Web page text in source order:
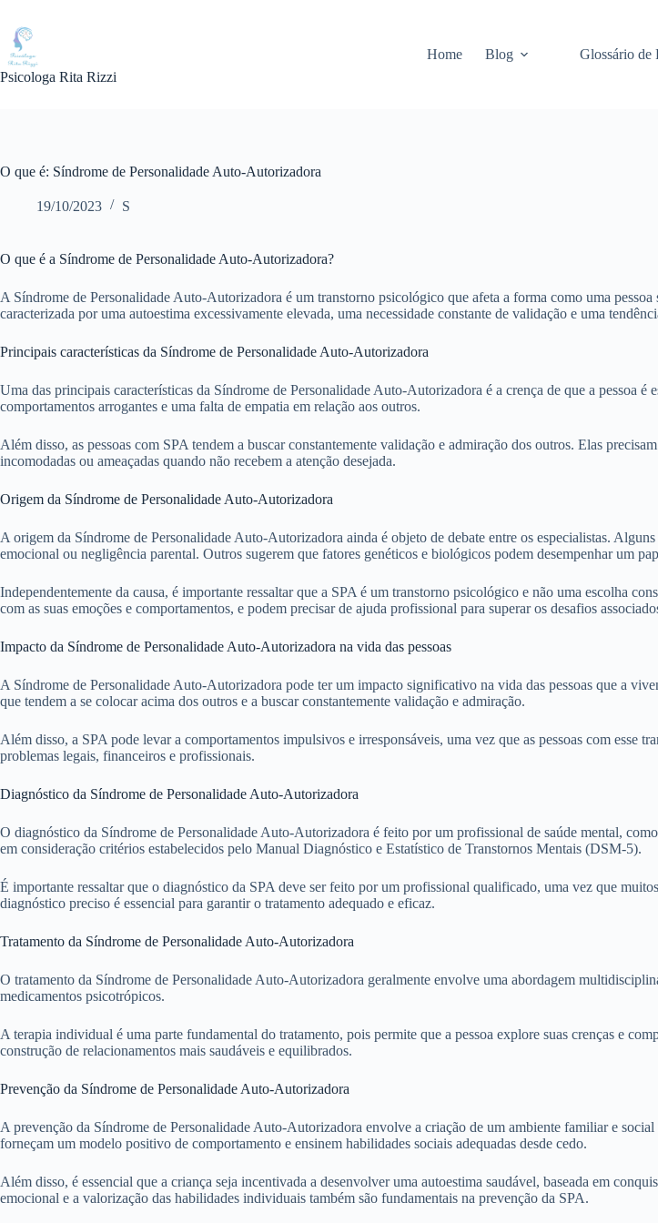
para
conteúdo
Psicologa Rita Rizzi
Home Blog Glossário de
O que é: Síndrome de Personalidade Auto-Autorizadora
19/10/2023 S
O que é a Síndrome de Personalidade Auto-Autorizadora?
A Síndrome de Personalidade Auto-Autorizadora é um transtorno psicológico que afeta a forma como uma
caracterizada por uma autoestima excessivamente elevada, uma necessidade constante de validação e uma
Principais características da Síndrome de Personalidade Auto-Autorizadora
Uma das principais características da Síndrome de Personalidade Auto-Autorizadora é a crença de que a pessoa
comportamentos arrogantes e uma falta de empatia em relação aos outros.
Além disso, as pessoas com SPA tendem a buscar constantemente validação e admiração dos outros. Elas
incomodadas ou ameaçadas quando não recebem a atenção desejada.
Origem da Síndrome de Personalidade Auto-Autorizadora
A origem da Síndrome de Personalidade Auto-Autorizadora ainda é objeto de debate entre os especialistas.
emocional ou negligência parental. Outros sugerem que fatores genéticos e biológicos podem desempenhar um
Independentemente da causa, é importante ressaltar que a SPA é um transtorno psicológico e não uma escolha
com as suas emoções e comportamentos, e podem precisar de ajuda profissional para superar os desafios
Impacto da Síndrome de Personalidade Auto-Autorizadora na vida das pessoas
A Síndrome de Personalidade Auto-Autorizadora pode ter um impacto significativo na vida das pessoas que a
que tendem a se colocar acima dos outros e a buscar constantemente validação e admiração.
Além disso, a SPA pode levar a comportamentos impulsivos e irresponsáveis, uma vez que as pessoas com esse
problemas legais, financeiros e profissionais.
Diagnóstico da Síndrome de Personalidade Auto-Autorizadora
O diagnóstico da Síndrome de Personalidade Auto-Autorizadora é feito por um profissional de saúde mental,
em consideração critérios estabelecidos pelo Manual Diagnóstico e Estatístico de Transtornos Mentais (DSM-5).
É importante ressaltar que o diagnóstico da SPA deve ser feito por um profissional qualificado, uma vez que
diagnóstico preciso é essencial para garantir o tratamento adequado e eficaz.
Tratamento da Síndrome de Personalidade Auto-Autorizadora
O tratamento da Síndrome de Personalidade Auto-Autorizadora geralmente envolve uma abordagem
medicamentos psicotrópicos.
A terapia individual é uma parte fundamental do tratamento, pois permite que a pessoa explore suas crenças e
construção de relacionamentos mais saudáveis e equilibrados.
Prevenção da Síndrome de Personalidade Auto-Autorizadora
A prevenção da Síndrome de Personalidade Auto-Autorizadora envolve a criação de um ambiente familiar e
forneçam um modelo positivo de comportamento e ensinem habilidades sociais adequadas desde cedo.
Além disso, é essencial que a criança seja incentivada a desenvolver uma autoestima saudável, baseada em
emocional e a valorização das habilidades individuais também são fundamentais na prevenção da SPA.